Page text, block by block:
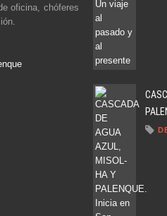
oficina, chóferes